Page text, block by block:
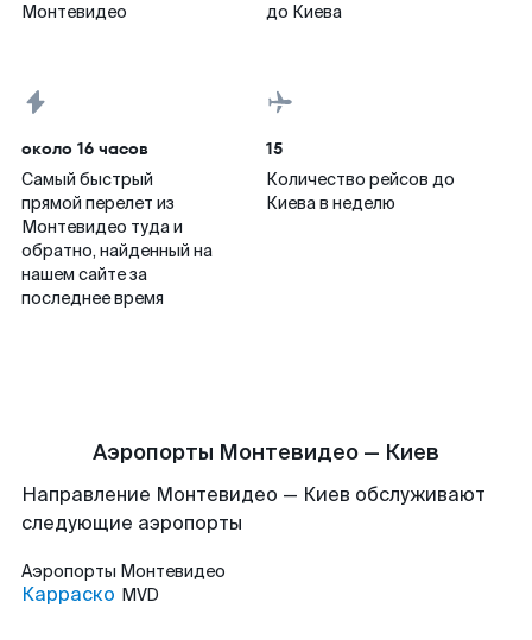
Монтевидео
до Киева
около 16 часов
Самый быстрый
прямой перелет из
Монтевидео туда и
обратно, найденный на
нашем сайте за
последнее время
15
Количество рейсов до
Киева в неделю
Аэропорты Монтевидео — Киев
Направление Монтевидео — Киев обслуживают
следующие аэропорты
Аэропорты Монтевидео
Карраско MVD